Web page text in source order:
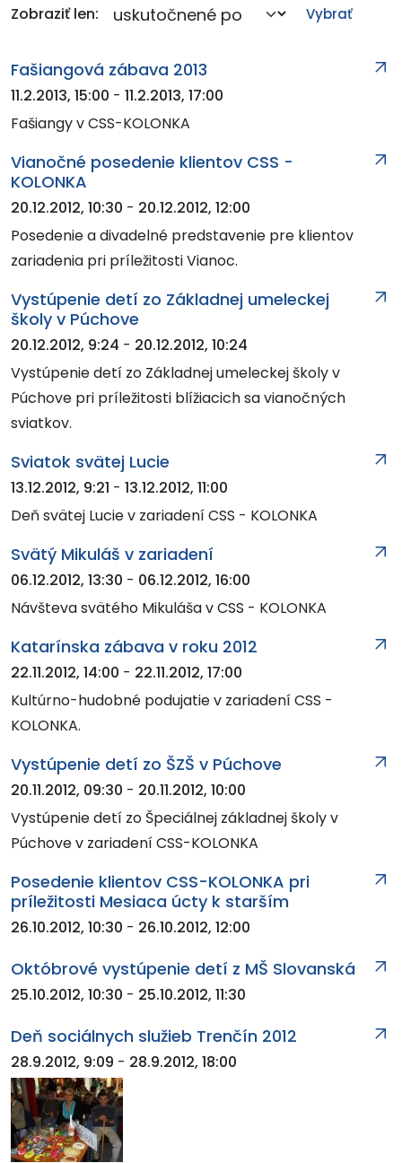
Zobraziť len:
Fašiangová zábava 2013
11.2.2013, 15:00 - 11.2.2013, 17:00
Fašiangy v CSS-KOLONKA
Vianočné posedenie klientov CSS -
KOLONKA
20.12.2012, 10:30 - 20.12.2012, 12:00
Posedenie a divadelné predstavenie pre klientov
zariadenia pri príležitosti Vianoc.
Vystúpenie detí zo Základnej umeleckej
školy v Púchove
20.12.2012, 9:24 - 20.12.2012, 10:24
Vystúpenie detí zo Základnej umeleckej školy v
Púchove pri príležitosti blížiacich sa vianočných
sviatkov.
Sviatok svätej Lucie
13.12.2012, 9:21 - 13.12.2012, 11:00
Deň svätej Lucie v zariadení CSS - KOLONKA
Svätý Mikuláš v zariadení
06.12.2012, 13:30 - 06.12.2012, 16:00
Návšteva svätého Mikuláša v CSS - KOLONKA
Katarínska zábava v roku 2012
22.11.2012, 14:00 - 22.11.2012, 17:00
Kultúrno-hudobné podujatie v zariadení CSS -
KOLONKA.
Vystúpenie detí zo ŠZŠ v Púchove
20.11.2012, 09:30 - 20.11.2012, 10:00
Vystúpenie detí zo Špeciálnej základnej školy v
Púchove v zariadení CSS-KOLONKA
Posedenie klientov CSS-KOLONKA pri
príležitosti Mesiaca úcty k starším
26.10.2012, 10:30 - 26.10.2012, 12:00
Októbrové vystúpenie detí z MŠ Slovanská
25.10.2012, 10:30 - 25.10.2012, 11:30
Deň sociálnych služieb Trenčín 2012
28.9.2012, 9:09 - 28.9.2012, 18:00